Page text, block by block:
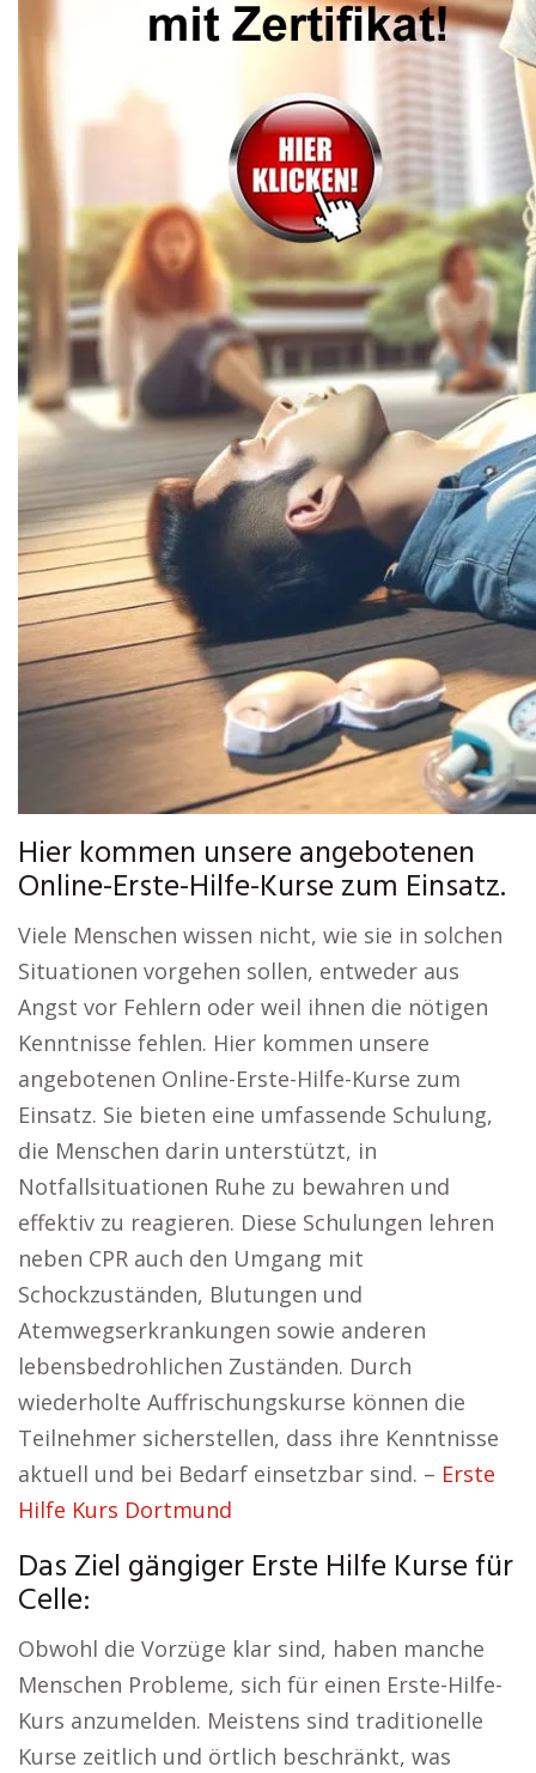
Hier kommen unsere angebotenen
Online-Erste-Hilfe-Kurse zum Einsatz.
Viele Menschen wissen nicht, wie sie in solchen
Situationen vorgehen sollen, entweder aus
Angst vor Fehlern oder weil ihnen die nötigen
Kenntnisse fehlen. Hier kommen unsere
angebotenen Online-Erste-Hilfe-Kurse zum
Einsatz. Sie bieten eine umfassende Schulung,
die Menschen darin unterstützt, in
Notfallsituationen Ruhe zu bewahren und
effektiv zu reagieren. Diese Schulungen lehren
neben CPR auch den Umgang mit
Schockzuständen, Blutungen und
Atemwegserkrankungen sowie anderen
lebensbedrohlichen Zuständen. Durch
wiederholte Auffrischungskurse können die
Teilnehmer sicherstellen, dass ihre Kenntnisse
aktuell und bei Bedarf einsetzbar sind. – Erste
Hilfe Kurs Dortmund
Das Ziel gängiger Erste Hilfe Kurse für
Celle:
Obwohl die Vorzüge klar sind, haben manche
Menschen Probleme, sich für einen Erste-Hilfe-
Kurs anzumelden. Meistens sind traditionelle
Kurse zeitlich und örtlich beschränkt, was